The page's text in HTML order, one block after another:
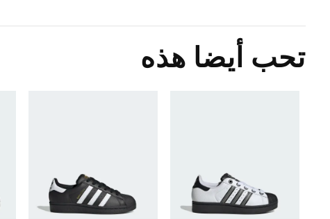
تحب أيضا هذه